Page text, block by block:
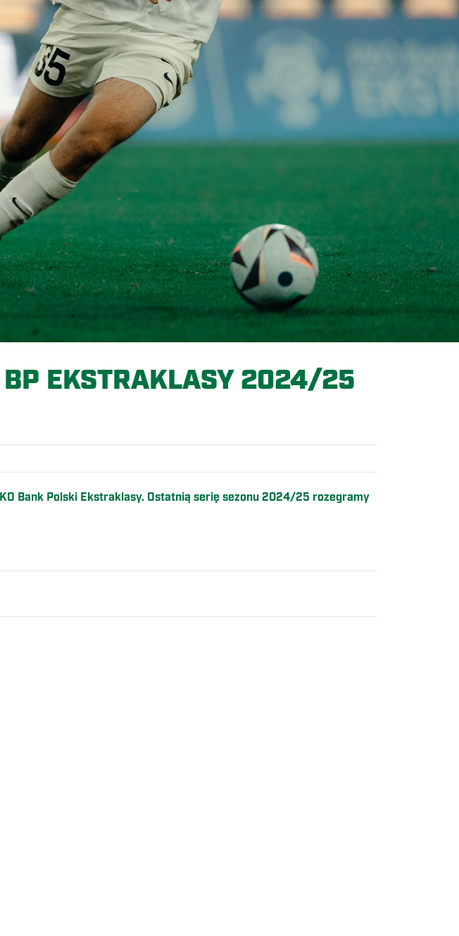
EKSTRAKLASY 2024/25
Bank Polski Ekstraklasy. Ostatnią serię sezonu 2024/25 rozegramy